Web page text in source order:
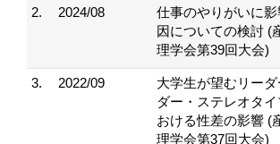
2. 2024/08
仕事のやりがいに
因についての検討 (
理学会第39回大会)
3. 2022/09
大学生が望むリー
ダー・ステレオタ
おける性差の影響 (
理学会第37回大会)